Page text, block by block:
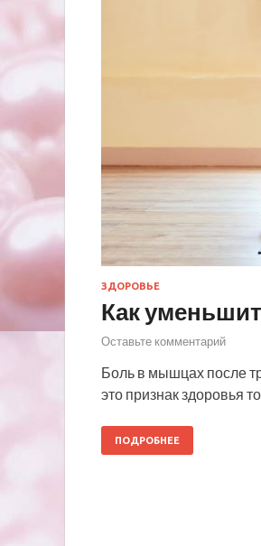
ЗДОРОВЬЕ
Как
Оставьте комментарий
Боль в мышцах после
это признак здоровья
ПОДРОБНЕЕ